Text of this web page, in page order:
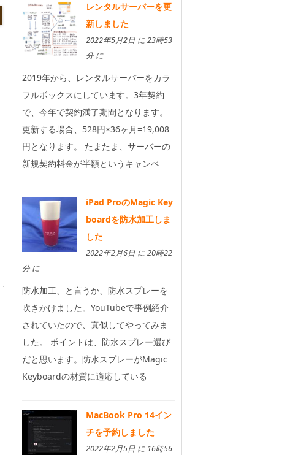
レンタルサーバーを更
新しました
2022年5月2日 に 23時53
分 に
2019年から、レンタルサーバーをカラ
フルボックスにしています。3年契約
で、今年で契約満了期間となります。
更新する場合、528円×36ヶ月=19,008
円となります。 たまたま、サーバーの
新規契約料金が半額というキャンペ
iPad ProのMagic Key
boardを防水加工しま
した
2022年2月6日 に 20時22
分 に
防水加工、と言うか、防水スプレーを
吹きかけました。YouTubeで事例紹介
されていたので、真似してやってみま
した。 ポイントは、防水スプレー選び
だと思います。防水スプレーがMagic
Keyboardの材質に適応している
MacBook Pro 14イン
チを予約しました
2022年2月5日 に 16時56